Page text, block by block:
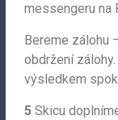
messengeru na
Bereme zálohu
obdržení
výsledkem
5Skicu